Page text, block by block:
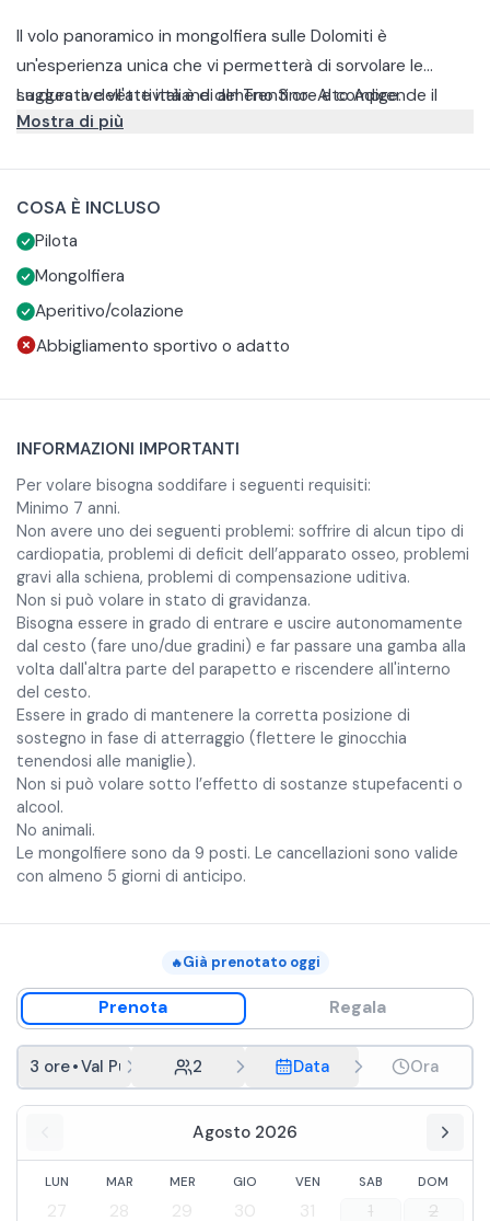
Il volo panoramico in mongolfiera sulle Dolomiti è
un'esperienza unica che vi permetterà di sorvolare le
suggestive vette italiane del Trentino-Alto Adige.
La durata dell'attività è di almeno 3 ore e comprende il
gonfiaggio della mongolfiera, volo di almeno 1 ora, recupero,
percorso del volo varia in base alla direzione del vento. Il
pilota controllerà solo la quota, sfruttando le correnti per
l'atterraggio.
Val Pusteria
L'esperienza ha una durata di circa 3 ore. Questo volo vi
permetterà di ammirare la magnifica Val Pusteria dall'alto,
godendo di una vista unica sulle sue maestose vette e
suggestive valli. Al termine dell'esperienza condividerete
un rinfresco sul campo di atterraggio, brindando al viaggio
Traversata delle Dolomiti
Il volo dura un'intera giornata. Il giro in mongolfiera sulle
Dolomiti ti farà ammirare le vette italiane più suggestive, fra
invernale.
stagione con pantaloni lunghi e scarpe chiuse senza
tacco.
Mostra di più
COSA È INCLUSO
Pilota
Mongolfiera
Aperitivo/colazione
Abbigliamento sportivo o adatto
INFORMAZIONI IMPORTANTI
Per volare bisogna soddifare i seguenti requisiti:
Minimo 7 anni.
Non avere uno dei seguenti problemi: soffrire di alcun tipo di
cardiopatia, problemi di deficit dell’apparato osseo, problemi
gravi alla schiena, problemi di compensazione uditiva.
Non si può volare in stato di gravidanza.
Bisogna essere in grado di entrare e uscire autonomamente
dal cesto (fare uno/due gradini) e far passare una gamba alla
volta dall'altra parte del parapetto e riscendere all'interno
del cesto.
Essere in grado di mantenere la corretta posizione di
sostegno in fase di atterraggio (flettere le ginocchia
tenendosi alle maniglie).
Non si può volare sotto l’effetto di sostanze stupefacenti o
alcool.
No animali.
Le mongolfiere sono da 9 posti. Le cancellazioni sono valide
con almeno 5 giorni di anticipo.
🔥Già prenotato oggi
Prenota Regala
3 ore•Val Pusteria 2 Data Ora
Agosto 2026
LUN MAR MER GIO VEN SAB DOM
27 28 29 30 31 1
2